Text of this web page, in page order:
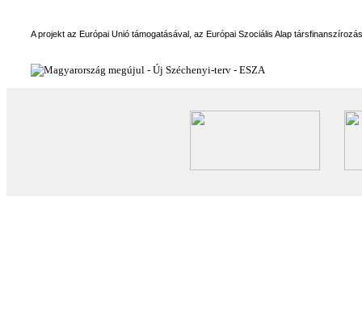
A projekt az Európai Unió támogatásával, az Európai Szociális Alap